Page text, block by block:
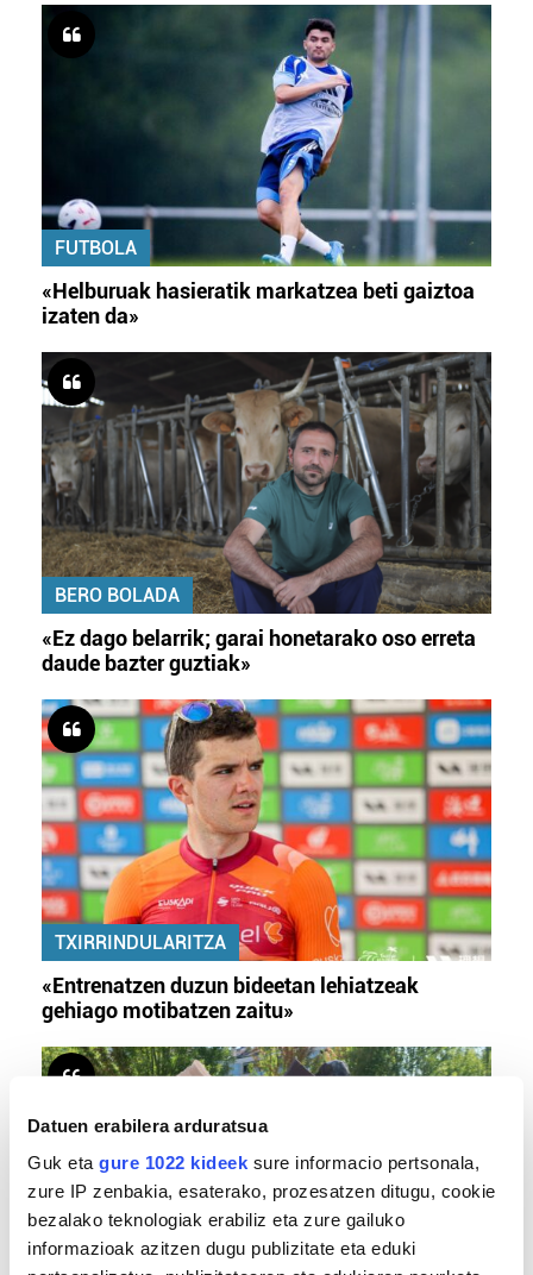
Datuen erabilera arduratsua
Guk eta gure 1022 kideek sure informacio pertsonala,
zure IP zenbakia, esaterako, prozesatzen ditugu, cookie
bezalako teknologiak erabiliz eta zure gailuko
informazioak azitzen dugu publizitate eta eduki
FUTBOLA
«Helburuak hasieratik markatzea beti gaiztoa
izaten da»
BERO BOLADA
«Ez dago belarrik; garai honetarako oso erreta
daude bazter guztiak»
TXIRRINDULARITZA
«Entrenatzen duzun bideetan lehiatzeak
gehiago motibatzen zaitu»